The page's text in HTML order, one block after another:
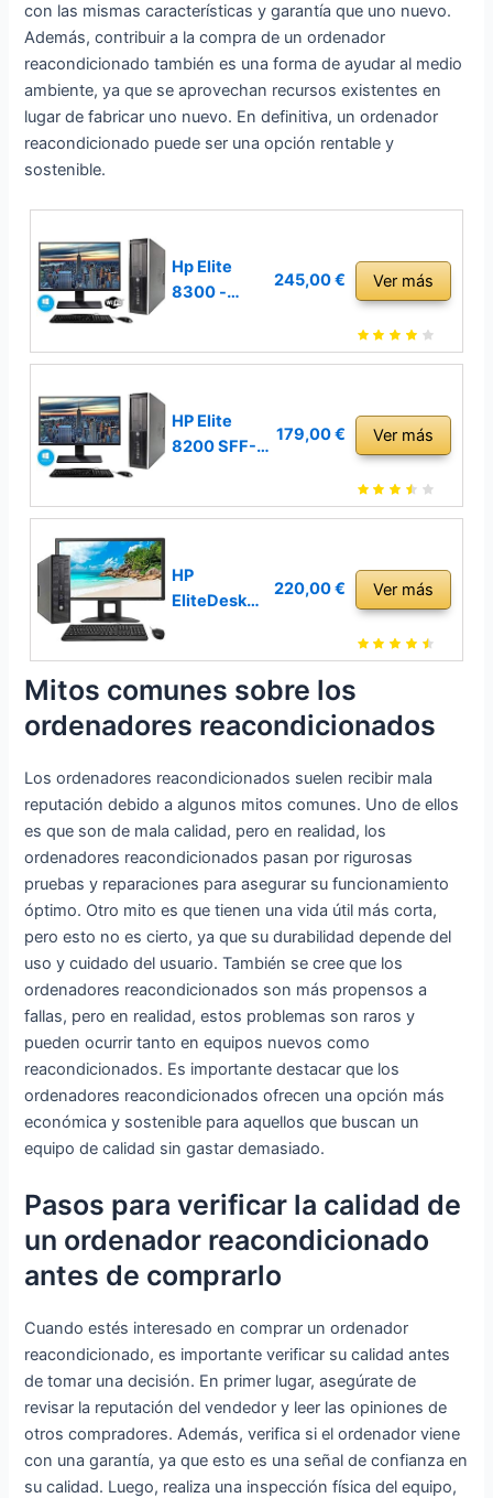
con las mismas características y garantía que uno nuevo.
Además, contribuir a la compra de un ordenador
reacondicionado también es una forma de ayudar al medio
ambiente, ya que se aprovechan recursos existentes en
lugar de fabricar uno nuevo. En definitiva, un ordenador
reacondicionado puede ser una opción rentable y
sostenible.
Hp Elite
8300 -
sobremesa
24'' (Intel
Core i5-
Disco de
500GB
HDD, Lector
64)
(Reacondici
245,00 € Ver más
HP Elite
8200 SFF-
sobremesa
22pulgadas
(Intel Core
500GB HDD,
Windows 10
bits)
(Reacondici
onado)
179,00 € Ver más
HP
EliteDesk
sobremesa
+ TFT 23''
i5-4570,
3.2 GHz,
16GB de
RAM, Disco
SSD 240GB
+ 500GB
HDD, WiFi
PCI,
Windows 10
Pro 64 bits)
(Reacondici
onado)
220,00 € Ver más
Mitos comunes sobre los
ordenadores reacondicionados
Los ordenadores reacondicionados suelen recibir mala
reputación debido a algunos mitos comunes. Uno de ellos
es que son de mala calidad, pero en realidad, los
ordenadores reacondicionados pasan por rigurosas
pruebas y reparaciones para asegurar su funcionamiento
óptimo. Otro mito es que tienen una vida útil más corta,
pero esto no es cierto, ya que su durabilidad depende del
uso y cuidado del usuario. También se cree que los
ordenadores reacondicionados son más propensos a
fallas, pero en realidad, estos problemas son raros y
pueden ocurrir tanto en equipos nuevos como
reacondicionados. Es importante destacar que los
ordenadores reacondicionados ofrecen una opción más
económica y sostenible para aquellos que buscan un
equipo de calidad sin gastar demasiado.
Pasos para verificar la calidad de
un ordenador reacondicionado
antes de comprarlo
Cuando estés interesado en comprar un ordenador
reacondicionado, es importante verificar su calidad antes
de tomar una decisión. En primer lugar, asegúrate de
revisar la reputación del vendedor y leer las opiniones de
otros compradores. Además, verifica si el ordenador viene
con una garantía, ya que esto es una señal de confianza en
su calidad. Luego, realiza una inspección física del equipo,